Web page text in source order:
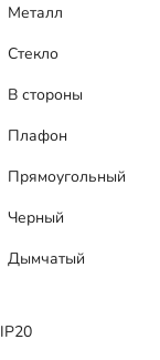
Металл
Стекло
В стороны
Плафон
Прямоугольный
Черный
Дымчатый
IP20